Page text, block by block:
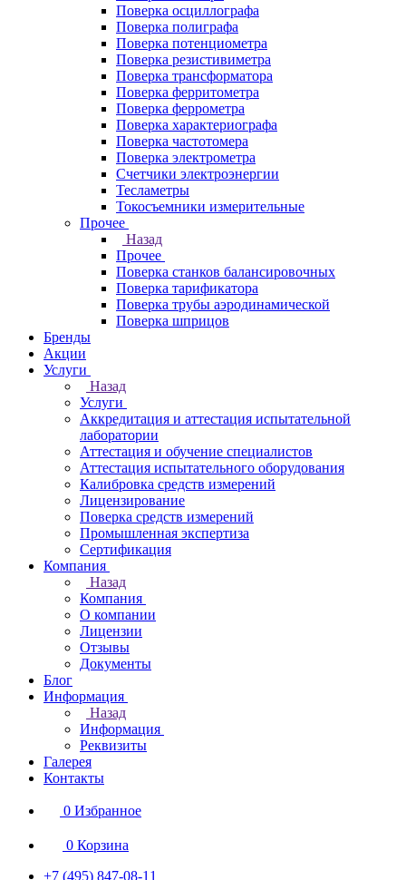
Поверка осциллографа
Поверка полиграфа
Поверка потенциометра
Поверка резистивиметра
Поверка трансформатора
Поверка ферритометра
Поверка феррометра
Поверка характериографа
Поверка частотомера
Поверка электрометра
Счетчики электроэнергии
Тесламетры
Токосъемники измерительные
Прочее
Назад
Прочее
Поверка станков балансировочных
Поверка тарификатора
Поверка трубы аэродинамической
Поверка шприцов
Бренды
Акции
Услуги
Назад
Услуги
Аккредитация и аттестация испытательной
лаборатории
Аттестация и обучение специалистов
Аттестация испытательного оборудования
Калибровка средств измерений
Лицензирование
Поверка средств измерений
Промышленная экспертиза
Сертификация
Компания
Назад
Компания
О компании
Лицензии
Отзывы
Документы
Блог
Информация
Назад
Информация
Реквизиты
Галерея
Контакты
0 Избранное
0 Корзина
+7 (495) 847-08-11